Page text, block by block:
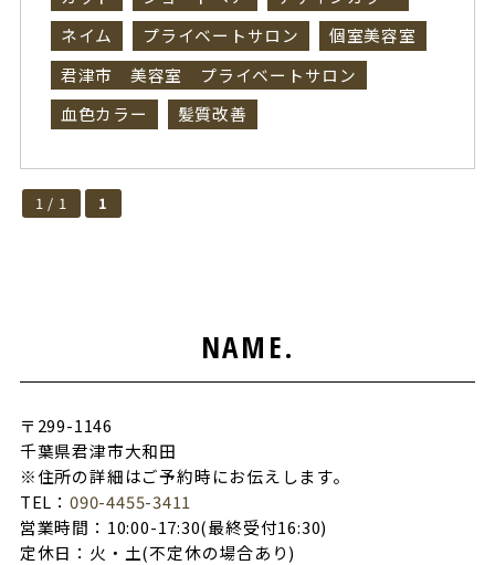
ネイム
プライベートサロン
個室美容室
君津市 美容室 プライベートサロン
血色カラー
髪質改善
1 / 1 1
NAME.
〒299-1146
千葉県君津市大和田
※住所の詳細はご予約時にお伝えします。
TEL：090-4455-3411
営業時間：10:00-17:30(最終受付16:30)
定休日：火・土(不定休の場合あり)